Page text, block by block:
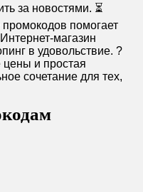
за новостями. ⏳
помогает
магазин
в удовольствие. ?
и простая
сочетание для тех,